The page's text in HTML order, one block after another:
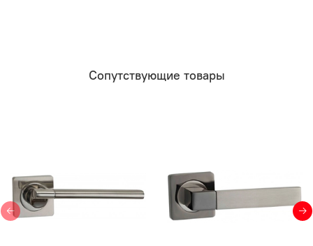
Сопутствующие товары